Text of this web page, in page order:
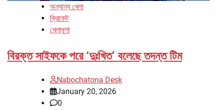
অন্যান্য খেলা
ক্রিকেট
খেলাধুলা
বিরক্ত সাইফকে পরে ‘দুঃখিত’ বলেছে তদন্ত টিম
Nabochatona Desk
January 20, 2026
0